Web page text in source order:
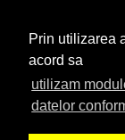
Prin utilizarea
acord sa
utilizam
datelor